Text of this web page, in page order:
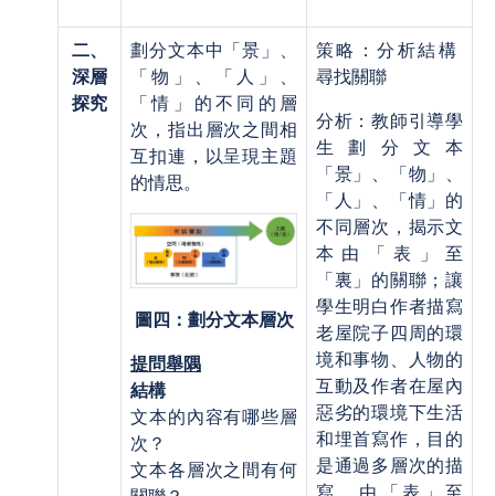
二、
深層
探究
劃分文本中「景」、
「物」、「人」、
「情」的不同的層
次，指出層次之間相
互扣連，以呈現主題
的情思。
圖四：劃分文本層次
提問舉隅
結構
文本的內容有哪些層
次？
文本各層次之間有何
策略：分析結構
尋找關聯
分析：教師引導學
生劃分文本
「景」、「物」、
「人」、「情」的
不同層次，揭示文
本由「表」至
「裏」的關聯；讓
學生明白作者描寫
老屋院子四周的環
境和事物、人物的
互動及作者在屋內
惡劣的環境下生活
和埋首寫作，目的
是通過多層次的描